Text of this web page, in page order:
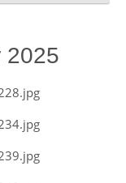
2025